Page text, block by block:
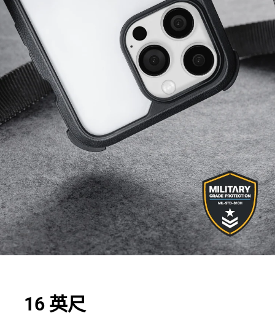
16 英尺